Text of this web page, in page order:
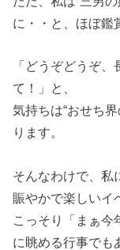
に・・と、ほぼ鑑
「どうぞどうぞ
て！」と、
気持ちは“おせち
ります。
そんなわけで、私
賑やかで楽しいイ
こっそり「まぁ
に眺める行事でも